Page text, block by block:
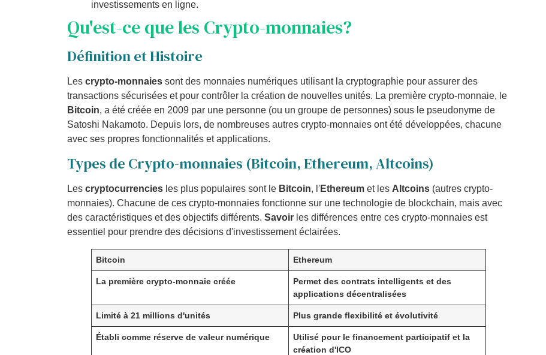
investissements en ligne.
Qu'est-ce que les Crypto-monnaies?
Définition et Histoire
Les crypto-monnaies sont des monnaies numériques utilisant la cryptographie pour assurer des
transactions sécurisées et pour contrôler la création de nouvelles unités. La première crypto-monnaie, le
Bitcoin, a été créée en 2009 par une personne (ou un groupe de personnes) sous le pseudonyme de
Satoshi Nakamoto. Depuis lors, de nombreuses autres crypto-monnaies ont été développées, chacune
avec ses propres fonctionnalités et applications.
Types de Crypto-monnaies (Bitcoin, Ethereum, Altcoins)
Les cryptocurrencies les plus populaires sont le Bitcoin, l'Ethereum et les Altcoins (autres crypto-
monnaies). Chacune de ces crypto-monnaies fonctionne sur une technologie de blockchain, mais avec
des caractéristiques et des objectifs différents. Savoir les différences entre ces crypto-monnaies est
essentiel pour prendre des décisions d'investissement éclairées.
Bitcoin Ethereum
La première crypto-monnaie créée
Permet des contrats intelligents et des
applications décentralisées
Limité à 21 millions d'unités Plus grande flexibilité et évolutivité
Établi comme réserve de valeur numérique
Utilisé pour le financement participatif et la
création d'ICO